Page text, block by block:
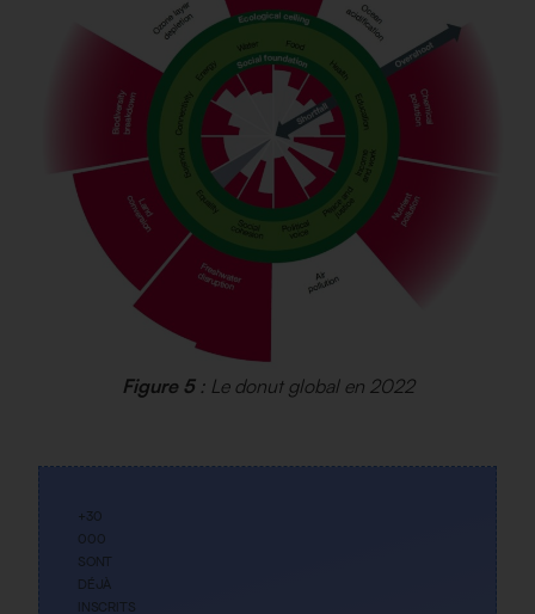
Figure 5: Le donut global en 2022
+30
000
SONT
DÉJÀ
INSCRITS